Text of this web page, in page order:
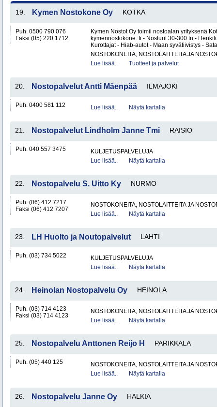
19. Kymen Nostokone Oy KOTKA
Puh. 0500 790 076
Faksi (05) 220 1712
Kymen Nostot Oy toimii nostoalan yrityksenä
kymennostokone. fi - Nosturit 30-300 tn -
Kurottajat - Hiab-autot - Maan syvätiivistys -
NOSTOKONEITA, NOSTOLAITTEITA JA
Lue lisää..
Tuotteet ja palvelut
20. Nostopalvelut Antti Mäenpää ILMAJOKI
Puh. 0400 581 112 Lue lisää.. Näytä kartalla
21. Nostopalvelut Lindholm Janne Tmi RAISIO
Puh. 040 557 3475
KULJETUSPALVELUJA
Lue lisää..
Näytä kartalla
22. Nostopalvelu S. Uitto Ky NURMO
Puh. (06) 412 7217
Faksi (06) 412 7207
NOSTOKONEITA, NOSTOLAITTEITA JA
Lue lisää..
Näytä kartalla
23. LH Huolto ja Noutopalvelut LAHTI
Puh. (03) 734 5022
KULJETUSPALVELUJA
Lue lisää..
Näytä kartalla
24. Heinolan Nostopalvelu Oy HEINOLA
Puh. (03) 714 4123
Faksi (03) 714 4123
NOSTOKONEITA, NOSTOLAITTEITA JA
Lue lisää..
Näytä kartalla
25. Nostopalvelu Anttonen Reijo H PARIKKALA
Puh. (05) 440 125
NOSTOKONEITA, NOSTOLAITTEITA JA
Lue lisää..
Näytä kartalla
26. Nostopalvelu Janne Oy HALKIA